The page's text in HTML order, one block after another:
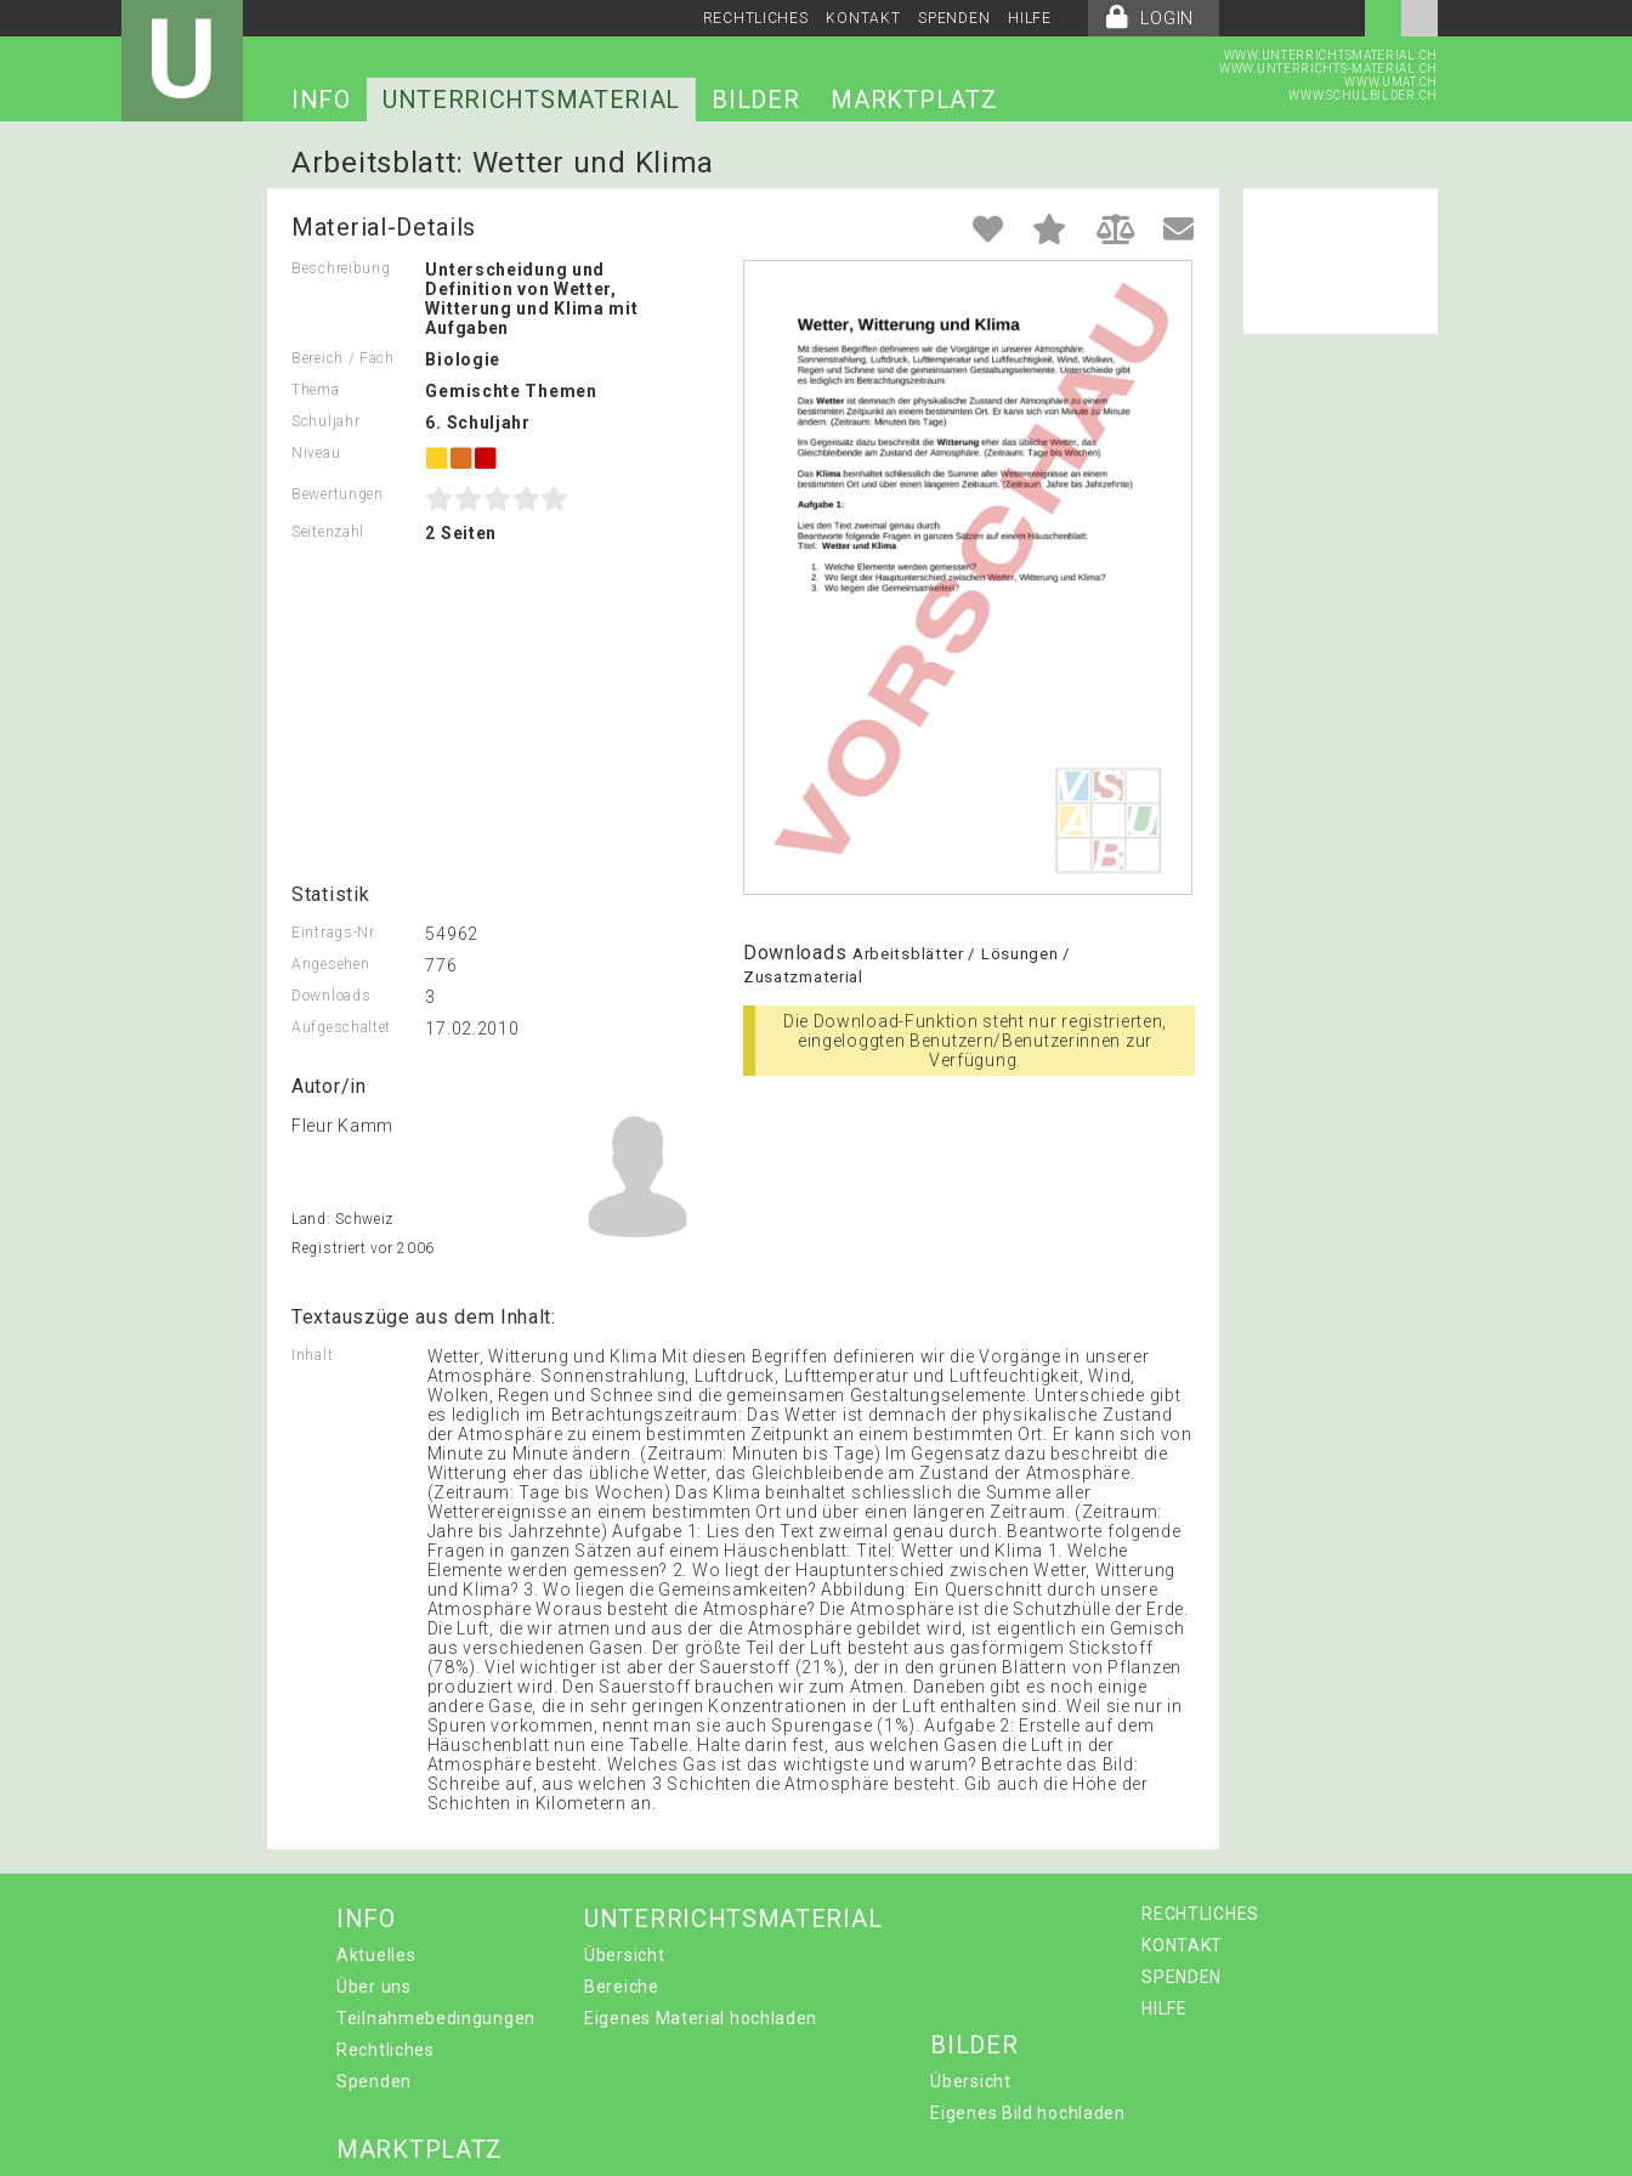
LOGIN
RECHTLICHES KONTAKT SPENDEN HILFE
U
WWW.UNTERRICHTSMATERIAL.CH
WWW.UNTERRICHTS-MATERIAL.CH
WWW.UMAT.CH
WWW.SCHULBILDER.CH
INFO UNTERRICHTSMATERIAL BILDER MARKTPLATZ
Arbeitsblatt: Wetter und Klima
Material-Details
Beschreibung
Unterscheidung und
Definition von Wetter,
Witterung und Klima mit
Aufgaben
Bereich / Fach Biologie
Thema Gemischte Themen
Schuljahr 6. Schuljahr
Niveau
Bewertungen
Seitenzahl 2 Seiten
Statistik
Eintrags-Nr. 54962
Angesehen 776
Downloads 3
Aufgeschaltet 17.02.2010
Autor/in
Fleur Kamm
Land: Schweiz
Registriert vor 2006
Downloads Arbeitsblätter / Lösungen /
Zusatzmaterial
Die Download-Funktion steht nur registrierten,
eingeloggten Benutzern/Benutzerinnen zur
Verfügung.
Textauszüge aus dem Inhalt:
Inhalt
Wetter, Witterung und Klima Mit diesen Begriffen definieren wir die Vorgänge in unserer
Atmosphäre. Sonnenstrahlung, Luftdruck, Lufttemperatur und Luftfeuchtigkeit, Wind,
Wolken, Regen und Schnee sind die gemeinsamen Gestaltungselemente. Unterschiede gibt
es lediglich im Betrachtungszeitraum: Das Wetter ist demnach der physikalische Zustand
der Atmosphäre zu einem bestimmten Zeitpunkt an einem bestimmten Ort. Er kann sich von
Minute zu Minute ändern. (Zeitraum: Minuten bis Tage) Im Gegensatz dazu beschreibt die
Witterung eher das übliche Wetter, das Gleichbleibende am Zustand der Atmosphäre.
(Zeitraum: Tage bis Wochen) Das Klima beinhaltet schliesslich die Summe aller
Wetterereignisse an einem bestimmten Ort und über einen längeren Zeitraum. (Zeitraum:
Jahre bis Jahrzehnte) Aufgabe 1: Lies den Text zweimal genau durch. Beantworte folgende
Fragen in ganzen Sätzen auf einem Häuschenblatt: Titel: Wetter und Klima 1. Welche
Elemente werden gemessen? 2. Wo liegt der Hauptunterschied zwischen Wetter, Witterung
und Klima? 3. Wo liegen die Gemeinsamkeiten? Abbildung: Ein Querschnitt durch unsere
Atmosphäre Woraus besteht die Atmosphäre? Die Atmosphäre ist die Schutzhülle der Erde.
Die Luft, die wir atmen und aus der die Atmosphäre gebildet wird, ist eigentlich ein Gemisch
aus verschiedenen Gasen. Der größte Teil der Luft besteht aus gasförmigem Stickstoff
(78%). Viel wichtiger ist aber der Sauerstoff (21%), der in den grünen Blättern von Pflanzen
produziert wird. Den Sauerstoff brauchen wir zum Atmen. Daneben gibt es noch einige
andere Gase, die in sehr geringen Konzentrationen in der Luft enthalten sind. Weil sie nur in
Spuren vorkommen, nennt man sie auch Spurengase (1%). Aufgabe 2: Erstelle auf dem
Häuschenblatt nun eine Tabelle. Halte darin fest, aus welchen Gasen die Luft in der
Atmosphäre besteht. Welches Gas ist das wichtigste und warum? Betrachte das Bild:
Schreibe auf, aus welchen 3 Schichten die Atmosphäre besteht. Gib auch die Höhe der
Schichten in Kilometern an.
RECHTLICHES
KONTAKT
SPENDEN
HILFE
INFO
Aktuelles
Über uns
Teilnahmebedingungen
Rechtliches
Spenden
UNTERRICHTSMATERIAL
Übersicht
Bereiche
Eigenes Material hochladen
BILDER
Übersicht
Eigenes Bild hochladen
MARKTPLATZ